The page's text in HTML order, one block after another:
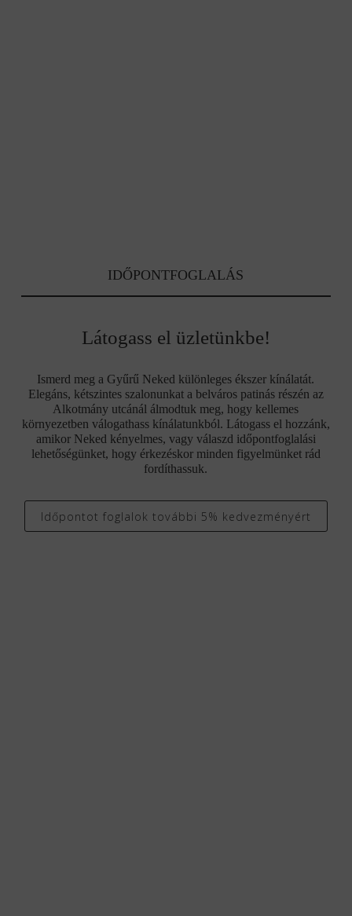
IDŐPONTFOGLALÁS
Látogass el üzletünkbe!
Ismerd meg a Gyűrű Neked különleges ékszer kínálatát.
Elegáns, kétszintes szalonunkat a belváros patinás részén az
Alkotmány utcánál álmodtuk meg, hogy kellemes
környezetben válogathass kínálatunkból. Látogass el hozzánk,
amikor Neked kényelmes, vagy válaszd időpontfoglalási
lehetőségünket, hogy érkezéskor minden figyelmünket rád
fordíthassuk.
Időpontot foglalok további 5% kedvezményért